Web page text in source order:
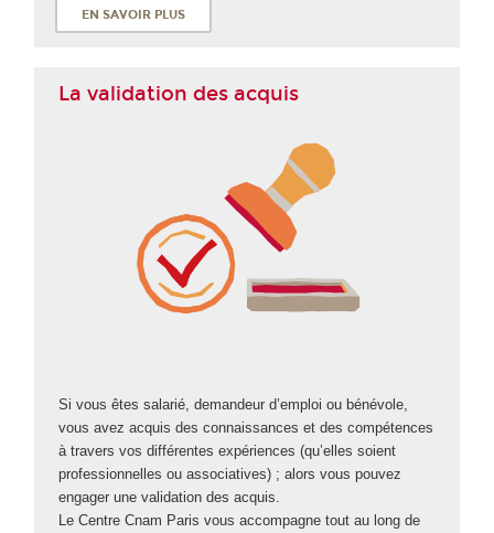
EN SAVOIR PLUS
La validation des acquis
Si vous êtes salarié, demandeur d’emploi ou bénévole,
vous avez acquis des connaissances et des compétences
à travers vos différentes expériences (qu’elles soient
professionnelles ou associatives) ; alors vous pouvez
engager une validation des acquis.
Le Centre Cnam Paris vous accompagne tout au long de